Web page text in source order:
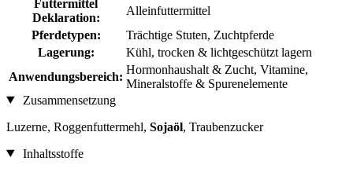
Futtermittel
Deklaration:
Alleinfuttermittel
Pferdetypen:
Trächtige Stuten, Zuchtpferde
Lagerung:
Kühl, trocken & lichtgeschützt lagern
Anwendungsbereich:
Hormonhaushalt & Zucht, Vitamine,
Mineralstoffe & Spurenelemente
Zusammensetzung
Luzerne, Roggenfuttermehl, Sojaöl, Traubenzucker
Inhaltsstoffe